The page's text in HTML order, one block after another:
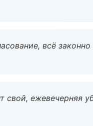
всё
свой, ежевечерняя